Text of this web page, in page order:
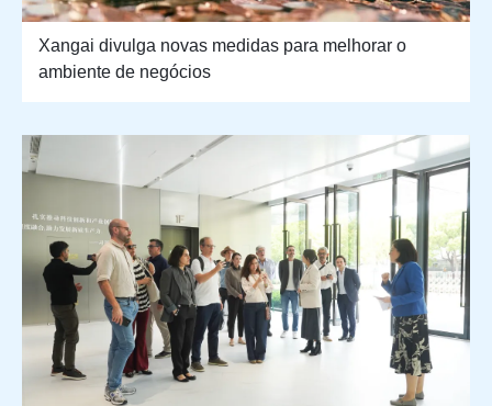
Xangai divulga novas medidas para melhorar o
ambiente de negócios